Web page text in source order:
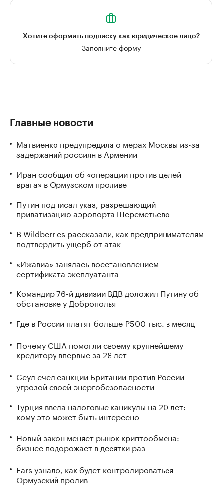
Хотите оформить подписку как юридическое лицо?
Заполните форму
Главные новости
Матвиенко предупредила о мерах Москвы из-за
задержаний россиян в Армении
Иран сообщил об «операции против целей
врага» в Ормузском проливе
Путин подписал указ, разрешающий
приватизацию аэропорта Шереметьево
В Wildberries рассказали, как предпринимателям
подтвердить ущерб от атак
«Ижавиа» занялась восстановлением
сертификата эксплуатанта
Командир 76-й дивизии ВДВ доложил Путину об
обстановке у Доброполья
Где в России платят больше ₽500 тыс. в месяц
Почему США помогли своему крупнейшему
кредитору впервые за 28 лет
Сеул счел санкции Британии против России
угрозой своей энергобезопасности
Турция ввела налоговые каникулы на 20 лет:
кому это может быть интересно
Новый закон меняет рынок криптообмена:
бизнес подорожает в десятки раз
Fars узнало, как будет контролироваться
Ормузский пролив